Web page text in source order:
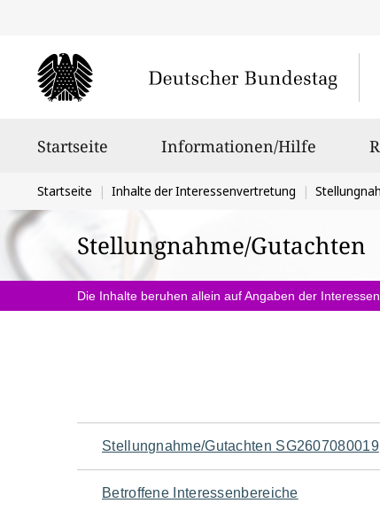
Startseite Informationen/Hilfe
Sie
befinden
sich
hier:
Startseite Inhalte der Interessenvertretung
Stellungnahme/Gutachten
Die Inhalte beruhen allein auf Angaben der
Navigation
für
Stellungnahme/Gutachten SG2607080019
Betroffene Interessenbereiche